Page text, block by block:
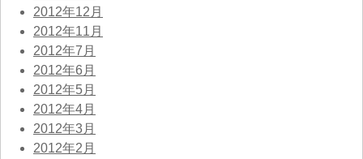
2012年12月
2012年11月
2012年7月
2012年6月
2012年5月
2012年4月
2012年3月
2012年2月